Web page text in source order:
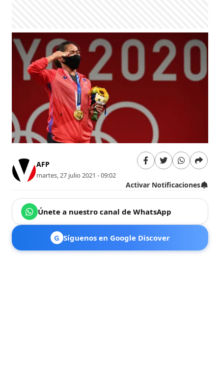
AFP
martes, 27 julio 2021 - 09:02
Activar Notificaciones
Únete a nuestro canal de WhatsApp
G Síguenos en Google Discover